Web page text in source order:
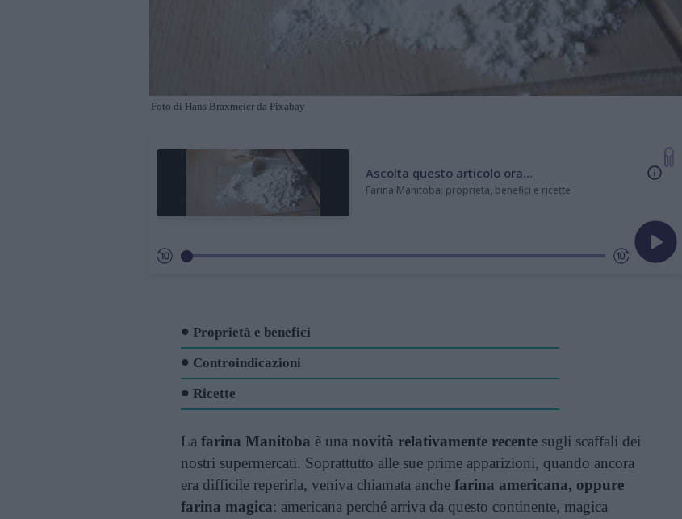
Foto di Hans Braxmeier da Pixabay
Ascolta questo articolo ora...
Farina Manitoba: proprietà, benefici e ricette
Proprietà e benefici
Controindicazioni
Ricette
La farina Manitoba è una novità relativamente recente sugli scaffali dei
nostri supermercati. Soprattutto alle sue prime apparizioni, quando ancora
era difficile reperirla, veniva chiamata anche farina americana, oppure
farina magica: americana perché arriva da questo continente, magica